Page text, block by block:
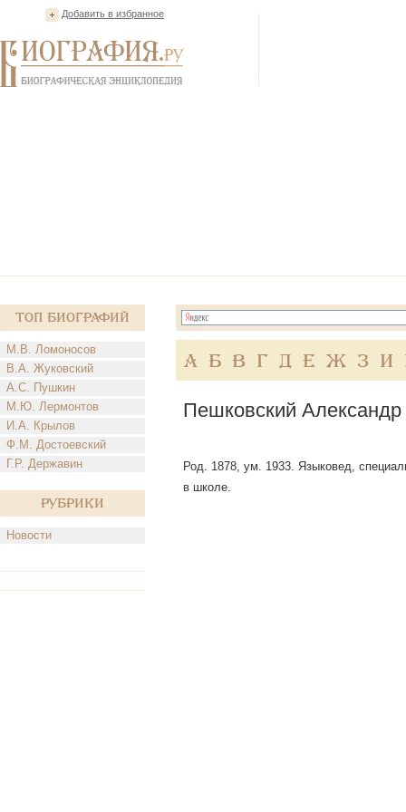
Добавить в избранное
Топ Биографий
М.В. Ломоносов
В.А. Жуковский
А.С. Пушкин
М.Ю. Лермонтов
И.А. Крылов
Ф.М. Достоевский
Г.Р. Державин
Рубрики
Новости
А Б В Г Д Е Ж З И
Пешковский
Род. 1878, ум. 1933. Языковед,
в школе.